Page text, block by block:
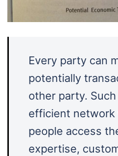
Every party can
potentially
other party.
efficient network
people access
expertise,